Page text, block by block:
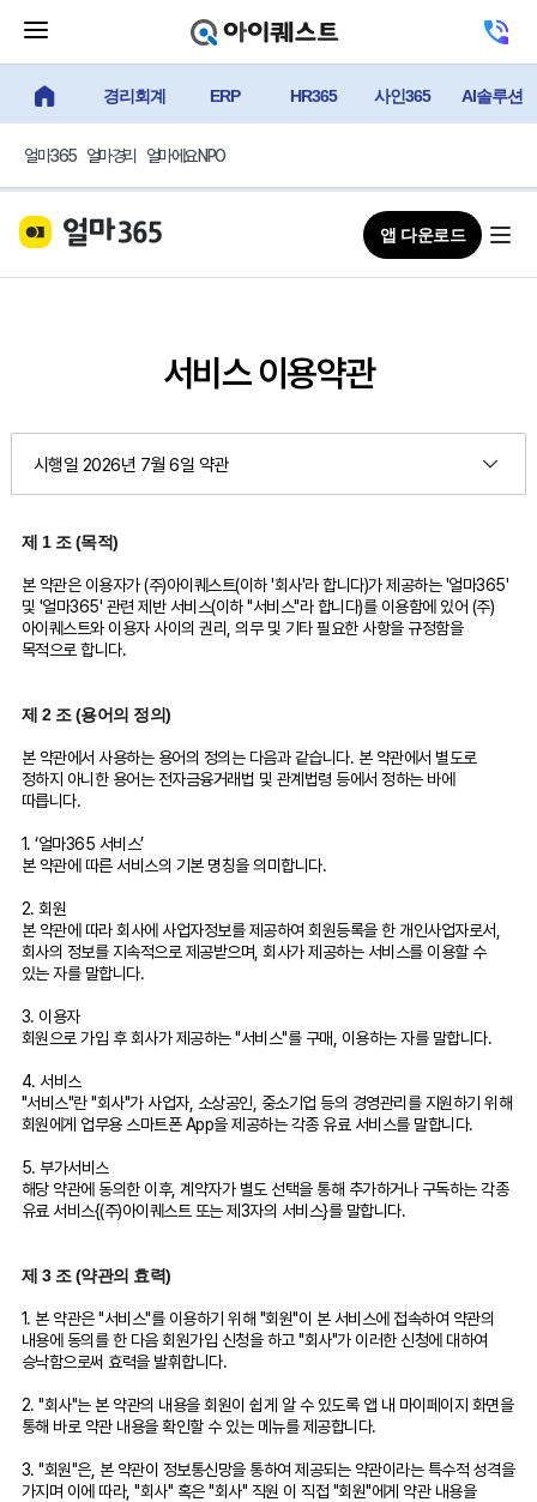
얼마에요 메인경리회계 ERP HR365 사인365 AI솔루션
얼마365 얼마경리 얼마에요 NPO
앱 다운로드
서비스 이용약관
제 1 조 (목적)
본 약관은 이용자가 (주)아이퀘스트(이하 '회사'라 합니다)가 제공하는 '얼마365'
및 '얼마365' 관련 제반 서비스(이하 "서비스"라 합니다)를 이용함에 있어 (주)
아이퀘스트와 이용자 사이의 권리, 의무 및 기타 필요한 사항을 규정함을
목적으로 합니다.
제 2 조 (용어의 정의)
본 약관에서 사용하는 용어의 정의는 다음과 같습니다. 본 약관에서 별도로
정하지 아니한 용어는 전자금융거래법 및 관계법령 등에서 정하는 바에
따릅니다.
1. ‘얼마365 서비스’
본 약관에 따른 서비스의 기본 명칭을 의미합니다.
2. 회원
본 약관에 따라 회사에 사업자정보를 제공하여 회원등록을 한 개인사업자로서,
회사의 정보를 지속적으로 제공받으며, 회사가 제공하는 서비스를 이용할 수
있는 자를 말합니다.
3. 이용자
회원으로 가입 후 회사가 제공하는 "서비스"를 구매, 이용하는 자를 말합니다.
4. 서비스
"서비스"란 "회사"가 사업자, 소상공인, 중소기업 등의 경영관리를 지원하기 위해
회원에게 업무용 스마트폰 App을 제공하는 각종 유료 서비스를 말합니다.
5. 부가서비스
해당 약관에 동의한 이후, 계약자가 별도 선택을 통해 추가하거나 구독하는 각종
유료 서비스{(주)아이퀘스트 또는 제3자의 서비스}를 말합니다.
제 3 조 (약관의 효력)
1. 본 약관은 "서비스"를 이용하기 위해 "회원"이 본 서비스에 접속하여 약관의
내용에 동의를 한 다음 회원가입 신청을 하고 "회사"가 이러한 신청에 대하여
승낙함으로써 효력을 발휘합니다.
2. "회사"는 본 약관의 내용을 회원이 쉽게 알 수 있도록 앱 내 마이페이지 화면을
통해 바로 약관 내용을 확인할 수 있는 메뉴를 제공합니다.
3. "회원"은, 본 약관이 정보통신망을 통하여 제공되는 약관이라는 특수적 성격을
가지며 이에 따라, "회사" 혹은 "회사" 직원 이 직접 "회원"에게 약관 내용을